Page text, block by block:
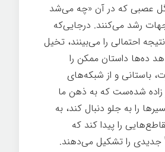
عصبی که در آن «چه می‌شد
رشد می‌کنند. درجایی‌که
احتمالی را می‌بینند، تخیل
ده‌ها داستان ممکن را
باستانی و از شبکه‌های
زاده شده‌ست که به ذهن ما
را به جلو دنبال کند، به
را پیدا کند که
جدیدی را تشکیل می‌دهند.